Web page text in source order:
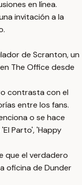
en línea.
invitación a la
de Scranton, un
The Office desde
contrasta con el
entre los fans.
o se hace
Parto', 'Happy
que el verdadero
oficina de Dunder